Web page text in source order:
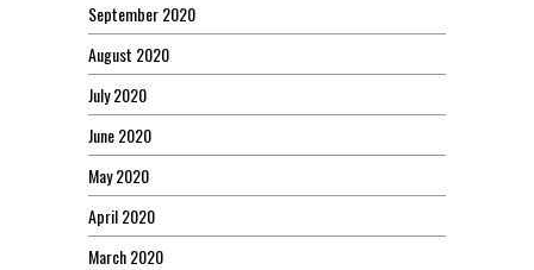
September 2020
August 2020
July 2020
June 2020
May 2020
April 2020
March 2020